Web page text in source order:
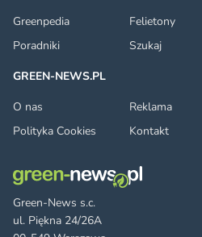
Green-News s.c.
ul. Piękna 24/26A
Greenpedia
Felietony
Poradniki
Szukaj
GREEN-NEWS.PL
O nas
Reklama
Polityka Cookies
Kontakt